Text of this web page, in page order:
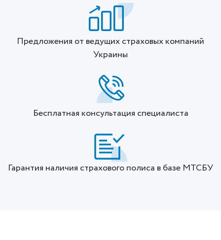
Предложения от ведущих страховых компаний
Украины
Бесплатная консультация специалиста
Гарантия наличия страхового полиса в базе МТСБУ